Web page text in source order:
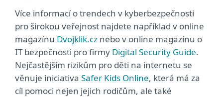
Více informací o trendech v kyberbezpečnosti
pro širokou veřejnost najdete například v online
magazínu Dvojklik.cz nebo v online magazínu o
IT bezpečnosti pro firmy Digital Security Guide.
Nejčastějším rizikům pro děti na internetu se
věnuje iniciativa Safer Kids Online, která má za
cíl pomoci nejen jejich rodičům, ale také